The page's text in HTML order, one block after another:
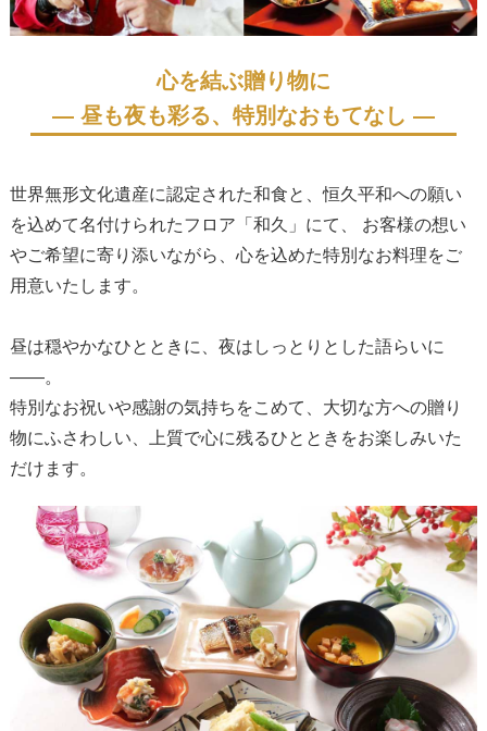
心を結ぶ贈り物に
― 昼も夜も彩る、特別なおもてなし ―
世界無形文化遺産に認定された和食と、恒久平和への願い
を込めて名付けられたフロア「和久」にて、 お客様の想い
やご希望に寄り添いながら、心を込めた特別なお料理をご
用意いたします。
昼は穏やかなひとときに、夜はしっとりとした語らいに
――。
特別なお祝いや感謝の気持ちをこめて、大切な方への贈り
物にふさわしい、上質で心に残るひとときをお楽しみいた
だけます。